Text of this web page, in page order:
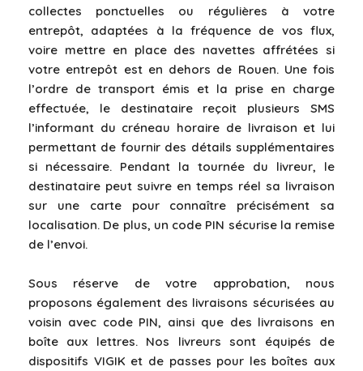
collectes ponctuelles ou régulières à votre
entrepôt, adaptées à la fréquence de vos flux,
voire mettre en place des navettes affrétées si
votre entrepôt est en dehors de Rouen. Une fois
l’ordre de transport émis et la prise en charge
effectuée, le destinataire reçoit plusieurs SMS
l’informant du créneau horaire de livraison et lui
permettant de fournir des détails supplémentaires
si nécessaire. Pendant la tournée du livreur, le
destinataire peut suivre en temps réel sa livraison
sur une carte pour connaître précisément sa
localisation. De plus, un code PIN sécurise la remise
de l’envoi.
Sous réserve de votre approbation, nous
proposons également des livraisons sécurisées au
voisin avec code PIN, ainsi que des livraisons en
boîte aux lettres. Nos livreurs sont équipés de
dispositifs VIGIK et de passes pour les boîtes aux